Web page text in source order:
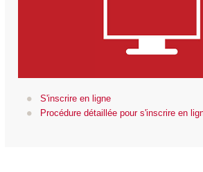
S'inscrire en ligne
Procédure détaillée pour s'inscrire en